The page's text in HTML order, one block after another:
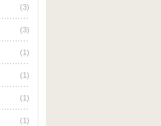
(3)
(3)
(1)
(1)
(1)
(1)